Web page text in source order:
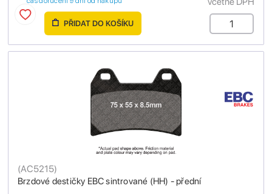
PŘIDAT DO KOŠÍKU
Brzdové destičky EBC sintrované (HH) - přední
(AC5215)